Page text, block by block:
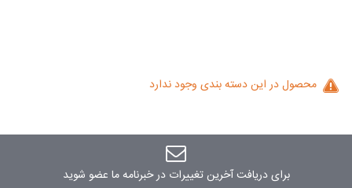
محصول در این دسته بندی وجود ندارد
برای دریافت آخرین تغییرات در خبرنامه ما عضو شوید